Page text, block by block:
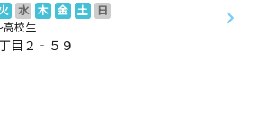
水 木 金 土
日
高校生
目２‐５９